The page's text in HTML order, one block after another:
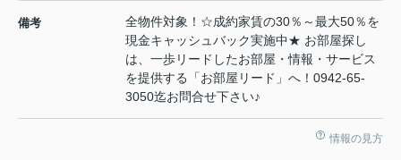
備考
全物件対象！☆成約家賃の30％～最大50％を
現金キャッシュバック実施中★ お部屋探し
は、一歩リードしたお部屋・情報・サービス
を提供する「お部屋リード」へ！0942-65-
3050迄お問合せ下さい♪
情報の見方